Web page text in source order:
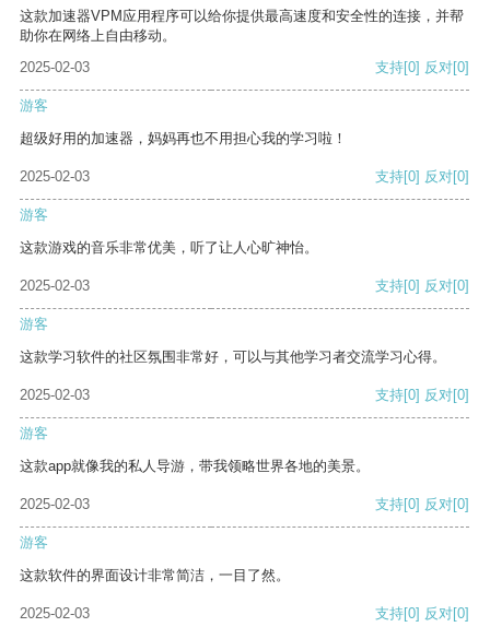
这款加速器VPM应用程序可以给你提供最高速度和安全性的连接，并帮
助你在网络上自由移动。
2025-02-03
支持[0] 反对[0]
游客
超级好用的加速器，妈妈再也不用担心我的学习啦！
2025-02-03 支持[0] 反对[0]
游客
这款游戏的音乐非常优美，听了让人心旷神怡。
2025-02-03 支持[0] 反对[0]
游客
这款学习软件的社区氛围非常好，可以与其他学习者交流学习心得。
2025-02-03 支持[0] 反对[0]
游客
这款app就像我的私人导游，带我领略世界各地的美景。
2025-02-03 支持[0] 反对[0]
游客
这款软件的界面设计非常简洁，一目了然。
2025-02-03 支持[0] 反对[0]